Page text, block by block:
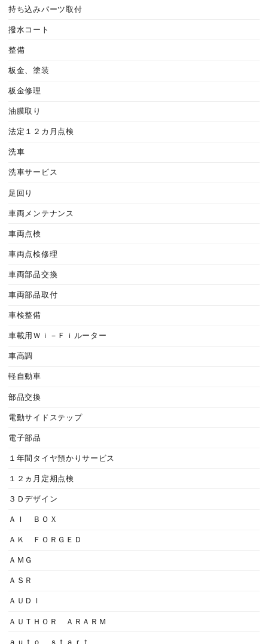
持ち込みパーツ取付
撥水コート
整備
板金、塗装
板金修理
油膜取り
法定１２カ月点検
洗車
洗車サービス
足回り
車両メンテナンス
車両点検
車両点検修理
車両部品交換
車両部品取付
車検整備
車載用Ｗｉ－Ｆｉルーター
車高調
軽自動車
部品交換
電動サイドステップ
電子部品
１年間タイヤ預かりサービス
１２ヵ月定期点検
３Ｄデザイン
ＡＩ ＢＯＸ
ＡＫ ＦＯＲＧＥＤ
ＡＭＧ
ＡＳＲ
ＡＵＤＩ
ＡＵＴＨＯＲ ＡＲＡＲＭ
ａｕｔｏ ｓｔａｒｔ